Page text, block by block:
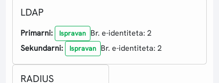
LDAP
Primarni: Ispravan Br. e-identiteta: 2
Sekundarni:
Ispravan Br. e-identiteta: 2
RADIUS